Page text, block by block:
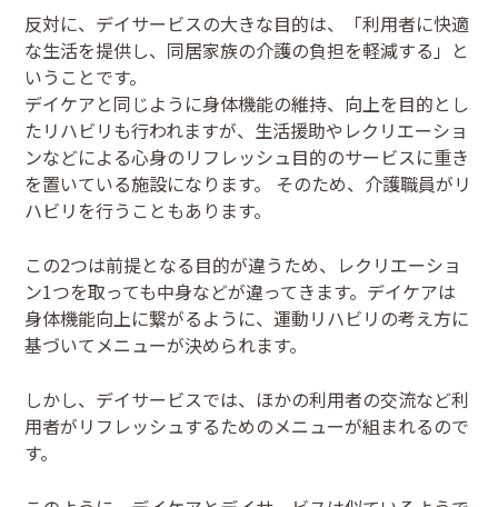
反対に、デイサービスの大きな目的は、「利用者に快適
な生活を提供し、同居家族の介護の負担を軽減する」と
いうことです。
デイケアと同じように身体機能の維持、向上を目的とし
たリハビリも行われますが、生活援助やレクリエーショ
ンなどによる心身のリフレッシュ目的のサービスに重き
を置いている施設になります。 そのため、介護職員がリ
ハビリを行うこともあります。
この2つは前提となる目的が違うため、レクリエーショ
ン1つを取っても中身などが違ってきます。デイケアは
身体機能向上に繋がるように、運動リハビリの考え方に
基づいてメニューが決められます。
しかし、デイサービスでは、ほかの利用者の交流など利
用者がリフレッシュするためのメニューが組まれるので
す。